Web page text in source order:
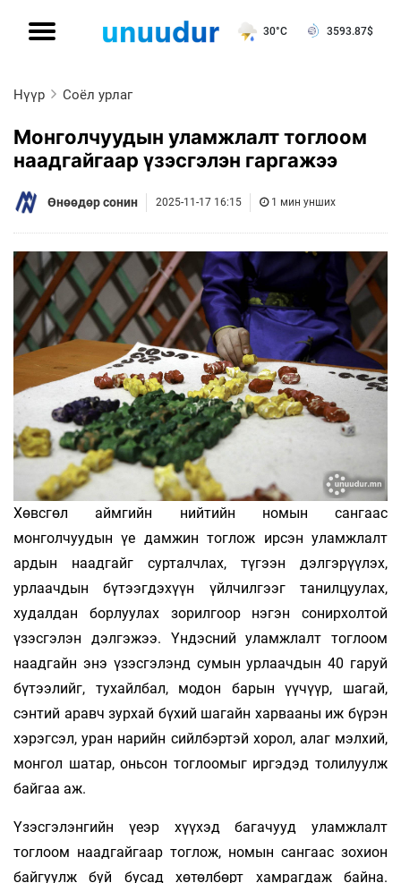
30°C 3593.87$
Нүүр Соёл урлаг
Монголчуудын уламжлалт тоглоом
наадгайгаар үзэсгэлэн гаргажээ
Өнөөдөр сонин 2025-11-17 16:15 1 мин унших
Хөвсгөл аймгийн нийтийн номын сангаас
монголчуудын үе дамжин тоглож ирсэн уламжлалт
ардын наадгайг сурталчлах, түгээн дэлгэрүүлэх,
урлаачдын бүтээгдэхүүн үйлчилгээг танилцуулах,
худалдан борлуулах зорилгоор нэгэн сонирхолтой
үзэсгэлэн дэлгэжээ. Үндэсний уламжлалт тоглоом
наадгайн энэ үзэсгэлэнд сумын урлаачдын 40 гаруй
бүтээлийг, тухайлбал, модон барын үүчүүр, шагай,
сэнтий аравч зурхай бүхий шагайн харвааны иж бүрэн
хэрэгсэл, уран нарийн сийлбэртэй хорол, алаг мэлхий,
монгол шатар, оньсон тоглоомыг иргэдэд толилуулж
байгаа аж.
Үзэсгэлэнгийн үеэр хүүхэд багачууд уламжлалт
тоглоом наадгайгаар тоглож, номын сангаас зохион
байгуулж буй бусад хөтөлбөрт хамрагдаж байна.